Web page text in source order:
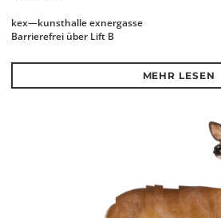
kex—kunsthalle exnergasse
Barrierefrei über Lift B
MEHR LESEN